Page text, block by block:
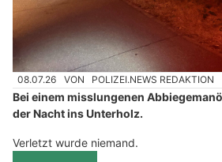
08.07.26 VON POLIZEI.NEWS REDAKTION
Bei einem misslungenen
der Nacht ins Unterholz.
Verletzt wurde niemand.